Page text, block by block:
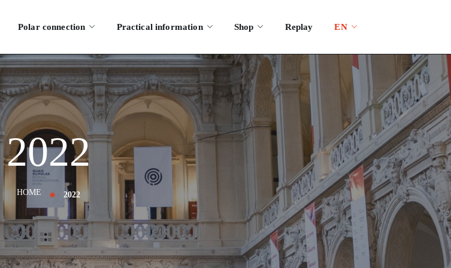
Polar connection Practical information Shop Replay EN
2022
HOME 2022